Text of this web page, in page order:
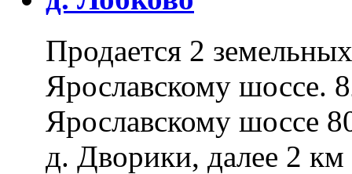
Продается 2
Ярославскому
Ярославскому шоссе
д. Дворики, далее 2